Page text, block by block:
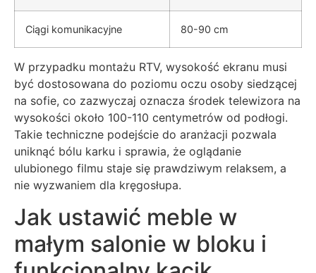
Ciągi komunikacyjne 80-90 cm
W przypadku montażu RTV, wysokość ekranu musi
być dostosowana do poziomu oczu osoby siedzącej
na sofie, co zazwyczaj oznacza środek telewizora na
wysokości około 100-110 centymetrów od podłogi.
Takie techniczne podejście do aranżacji pozwala
uniknąć bólu karku i sprawia, że oglądanie
ulubionego filmu staje się prawdziwym relaksem, a
nie wyzwaniem dla kręgosłupa.
Jak ustawić meble w
małym salonie w bloku i